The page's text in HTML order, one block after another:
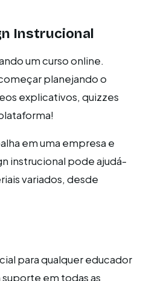
Instrucional
um curso online.
planejando o
explicativos, quizzes
em uma empresa e
instrucional pode ajudá-
variados, desde
para qualquer educador
em todas as